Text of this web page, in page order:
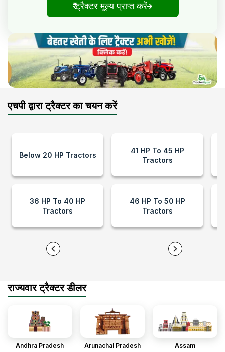
₹ ट्रैक्टर मूल्य प्राप्त करें
एचपी द्वारा ट्रैक्टर का चयन करें
Below 20 HP Tractors
36 HP To 40 HP
Tractors
41 HP To 45 HP
Tractors
46 HP To 50 HP
Tractors
राज्यवार ट्रैक्टर डीलर
Andhra Pradesh Arunachal Pradesh Assam